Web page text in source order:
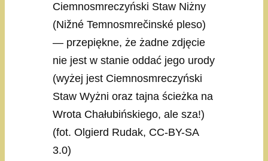
Ciemnosmreczyński Staw Niżny
(Nižné Temnosmrečinské pleso)
— przepiękne, że żadne zdjęcie
nie jest w stanie oddać jego urody
(wyżej jest Ciemnosmreczyński
Staw Wyżni oraz tajna ścieżka na
Wrota Chałubińskiego, ale sza!)
(fot. Olgierd Rudak, CC-BY-SA
3.0)